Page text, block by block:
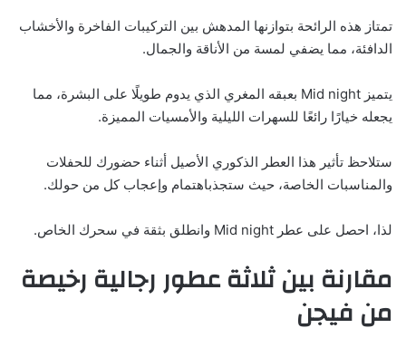
تمتاز هذه الرائحة بتوازنها المدهش بين التركيبات الفاخرة والأخشاب
الدافئة، مما يضفي لمسة من الأناقة والجمال.
يتميز Mid night بعبقه المغري الذي يدوم طويلًا على البشرة، مما
يجعله خيارًا رائعًا للسهرات الليلية والأمسيات المميزة.
ستلاحظ تأثير هذا العطر الذكوري الأصيل أثناء حضورك للحفلات
والمناسبات الخاصة، حيث ستجذباهتمام وإعجاب كل من حولك.
لذا، احصل على عطر Mid night وانطلق بثقة في سحرك الخاص.
مقارنة بين ثلاثة عطور رجالية رخيصة
من فيجن